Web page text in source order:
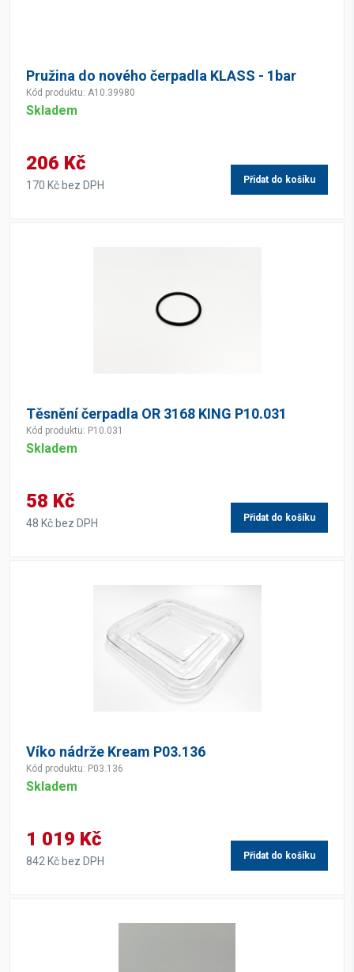
Pružina do nového čerpadla KLASS - 1bar
Kód produktu: A10.39980
Skladem
206 Kč
170 Kč bez DPH Přidat do košíku
Těsnění čerpadla OR 3168 KING P10.031
Kód produktu: P10.031
Skladem
58 Kč
48 Kč bez DPH Přidat do košíku
Víko nádrže Kream P03.136
Kód produktu: P03.136
Skladem
1 019 Kč
842 Kč bez DPH Přidat do košíku